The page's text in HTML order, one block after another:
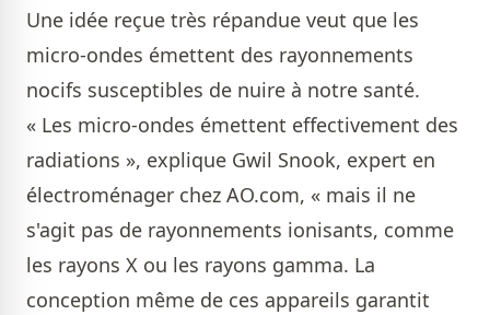
Une idée reçue très répandue veut que les
micro-ondes émettent des rayonnements
nocifs susceptibles de nuire à notre santé.
« Les micro-ondes émettent effectivement des
radiations », explique Gwil Snook, expert en
électroménager chez AO.com, « mais il ne
s'agit pas de rayonnements ionisants, comme
les rayons X ou les rayons gamma. La
conception même de ces appareils garantit